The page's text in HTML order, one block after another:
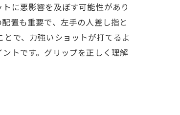
に悪影響を及ぼす可能性があり
置も重要で、左手の人差し指と
で、力強いショットが打てるよ
トです。グリップを正しく理解